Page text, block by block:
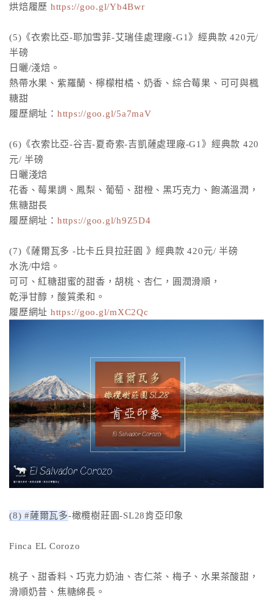
烘焙履歷 https://goo.gl/Yb4Bwr
(5)《衣索比亞-耶加雪菲-艾瑞佳處理廠-G1》經典款 420元/
半磅
日曬/淺焙。
熱帶水果、紫羅蘭、檸檬柑橘、奶香、綜合莓果、可可與楓
糖甜
履歷網址： https://goo.gl/5a7maV
(6)《衣索比亞-谷吉-夏奇索-吉凱薩處理廠-G1》經典款 420
元/ 半磅
日曬淺焙
花香、莓果調、鳳梨、葡萄、甜橙、黑巧克力、飽滿溫潤，
焦糖甜長
履歷網址： https://goo.gl/h9Z5D4
(7)《薩爾瓦多 -比卡丘貝拉莊園 》經典款 420元/ 半磅
水洗/中焙。
可可、紅糖甜蜜的甜香，胡桃、杏仁，圓潤滑順，
乾淨甘醇，酸質柔和。
履歷網址 https://goo.gl/mXC2Qc
(8) #薩爾瓦多-橄欖樹莊園-SL28肯亞印象
Finca EL Corozo
桃子、甜香料、巧克力奶油、杏仁茶、梅子、水果茶酸甜，
滑順奶昔、焦糖綿長。